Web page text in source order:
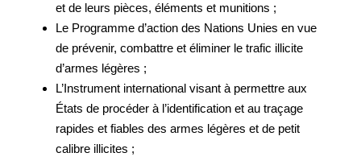
et de leurs pièces, éléments et munitions ;
Le Programme d’action des Nations Unies en vue
de prévenir, combattre et éliminer le trafic illicite
d’armes légères ;
L’Instrument international visant à permettre aux
États de procéder à l’identification et au traçage
rapides et fiables des armes légères et de petit
calibre illicites ;